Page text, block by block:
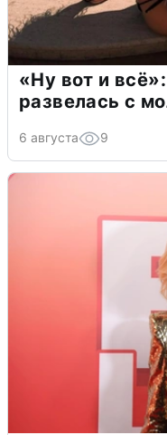
«Ну вот и
развелась с
6 августа 9